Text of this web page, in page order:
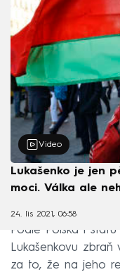
Video
Lukašenko je jen
moci. Válka ale
24. lis 2021, 06:58
Podle Polska i
Lukašenkovu
za to, že na jeho